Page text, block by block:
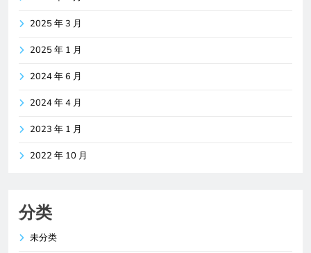
2025 年 3 月
2025 年 1 月
2024 年 6 月
2024 年 4 月
2023 年 1 月
2022 年 10 月
分类
未分类